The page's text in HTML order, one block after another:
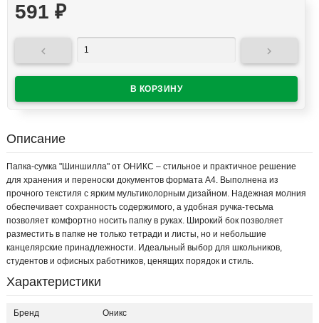
591 ₽
 
Описание
Папка-сумка "Шиншилла" от ОНИКС – стильное и практичное решение
для хранения и переноски документов формата А4. Выполнена из
прочного текстиля с ярким мультиколорным дизайном. Надежная молния
обеспечивает сохранность содержимого, а удобная ручка-тесьма
позволяет комфортно носить папку в руках. Широкий бок позволяет
разместить в папке не только тетради и листы, но и небольшие
канцелярские принадлежности. Идеальный выбор для школьников,
студентов и офисных работников, ценящих порядок и стиль.
Характеристики
Бренд Оникс